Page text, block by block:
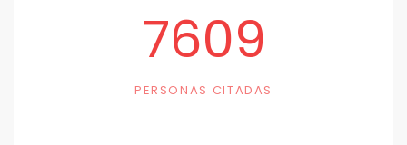
7609
PERSONAS CITADAS